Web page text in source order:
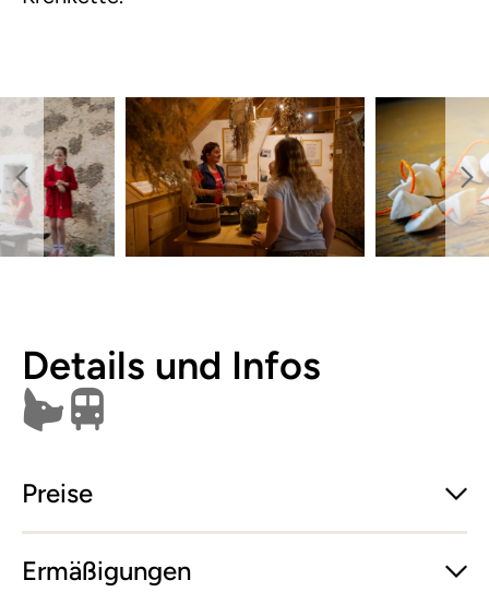
Details und Infos
Hunde erlaubt
Preise
Ermäßigungen